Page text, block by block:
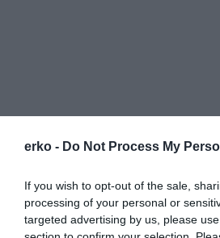
erko - Do Not Process My
If you wish to opt-out of the sale,
processing of your personal or
targeted advertising by us, please